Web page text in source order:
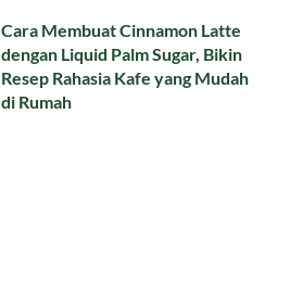
Cara Membuat Cinnamon Latte
dengan Liquid Palm Sugar, Bikin
Resep Rahasia Kafe yang Mudah
di Rumah